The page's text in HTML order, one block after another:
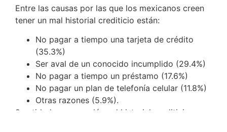
Entre las causas por las que los mexicanos creen
tener un mal historial crediticio están:
No pagar a tiempo una tarjeta de crédito
(35.3%)
Ser aval de un conocido incumplido (29.4%)
No pagar a tiempo un préstamo (17.6%)
No pagar un plan de telefonía celular (11.8%)
Otras razones (5.9%).
2 entidades que evalúan el historial crediticio: